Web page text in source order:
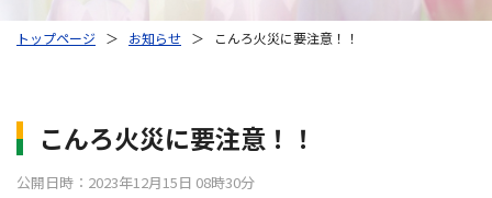
トップページ ＞ お知らせ ＞ こんろ火災に要注意！！
こんろ火災に要注意！！
公開日時：2023年12月15日 08時30分